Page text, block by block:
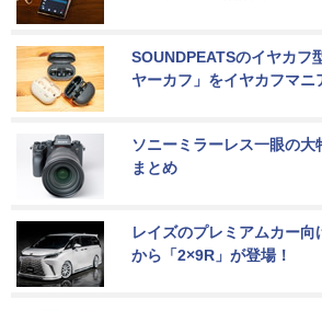
SOUNDPEATSのイヤカフ
ヤーカフ」をイヤカフマニ
ソニーミラーレス一眼の
まとめ
レイズのプレミアムカー
から「2×9R」が登場！